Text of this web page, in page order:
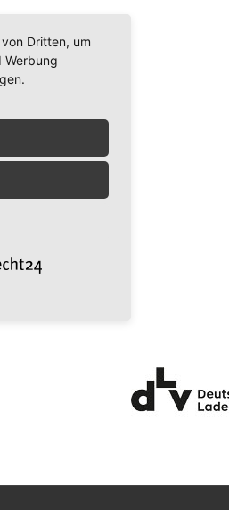
Dritten, um
Werbung